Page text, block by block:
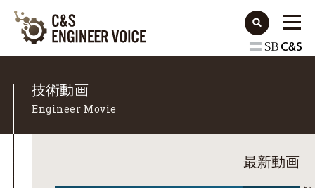
技術動画
Engineer Movie
最新動画